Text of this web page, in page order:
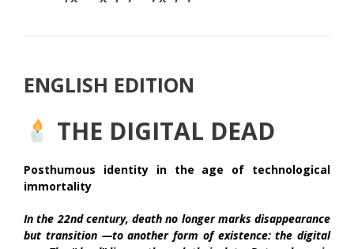
ENGLISH EDITION
THE DIGITAL DEAD
Posthumous identity in the age of technological
immortality
In the 22nd century, death no longer marks disappearance
but transition —to another form of existence: the digital